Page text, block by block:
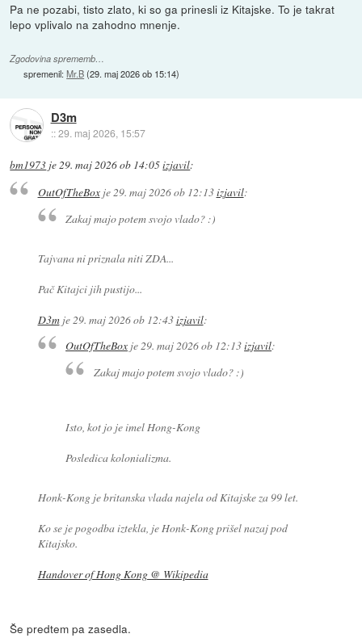
Pa ne pozabi, tisto zlato, ki so ga prinesli iz Kitajske. To je takrat
lepo vplivalo na zahodno mnenje.
Zgodovina sprememb…
spremenil:Mr.B(29. maj 2026 ob 15:14)
D3m
::29. maj 2026, 15:57
bm1973 je29. maj 2026 ob 14:05izjavil:
OutOfTheBoxje29. maj 2026 ob 12:13izjavil:
Zakaj majo potem svojo vlado? :)
Tajvana ni priznala niti ZDA...
Pač Kitajci jih pustijo...
D3mje 29. maj 2026 ob 12:43izjavil:
OutOfTheBox je29. maj 2026 ob 12:13izjavil:
Zakaj majo potem svojo vlado? :)
Isto, kot jo je imel Hong-Kong
Posledica kolonializma.
Honk-Kong je britanska vlada najela od Kitajske za 99 let.
Ko se je pogodba iztekla, je Honk-Kong prišel nazaj pod
Kitajsko.
Handover of Hong Kong @ Wikipedia
Še predtem pa zasedla.